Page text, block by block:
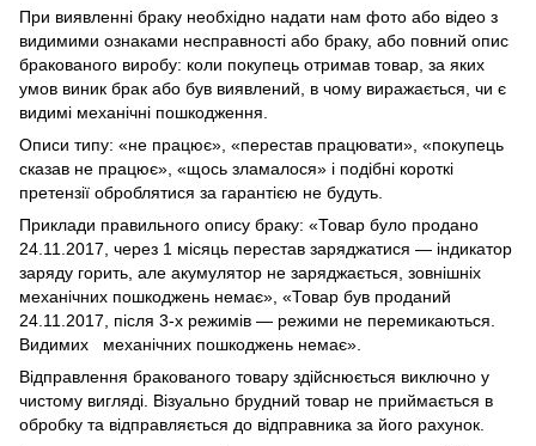
При виявленні браку необхідно надати нам фото або відео з
видимими ознаками несправності або браку, або повний опис
бракованого виробу: коли покупець отримав товар, за яких
умов виник брак або був виявлений, в чому виражається, чи є
видимі механічні пошкодження.
Описи типу: «не працює», «перестав працювати», «покупець
сказав не працює», «щось зламалося» і подібні короткі
претензії оброблятися за гарантією не будуть.
Приклади правильного опису браку: «Товар було продано
24.11.2017, через 1 місяць перестав заряджатися — індикатор
заряду горить, але акумулятор не заряджається, зовнішніх
механічних пошкоджень немає», «Товар був проданий
24.11.2017, після 3-х режимів — режими не перемикаються.
Видимих механічних пошкоджень немає».
Відправлення бракованого товару здійснюється виключно у
чистому вигляді. Візуально брудний товар не приймається в
обробку та відправляється до відправника за його рахунок.